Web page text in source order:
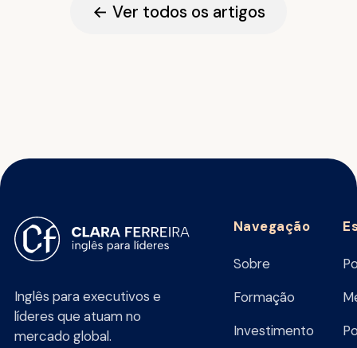
← Ver todos os artigos
Inglês para executivos e
líderes que atuam no
mercado global.
Navegação
Sobre
Formação
Investimento